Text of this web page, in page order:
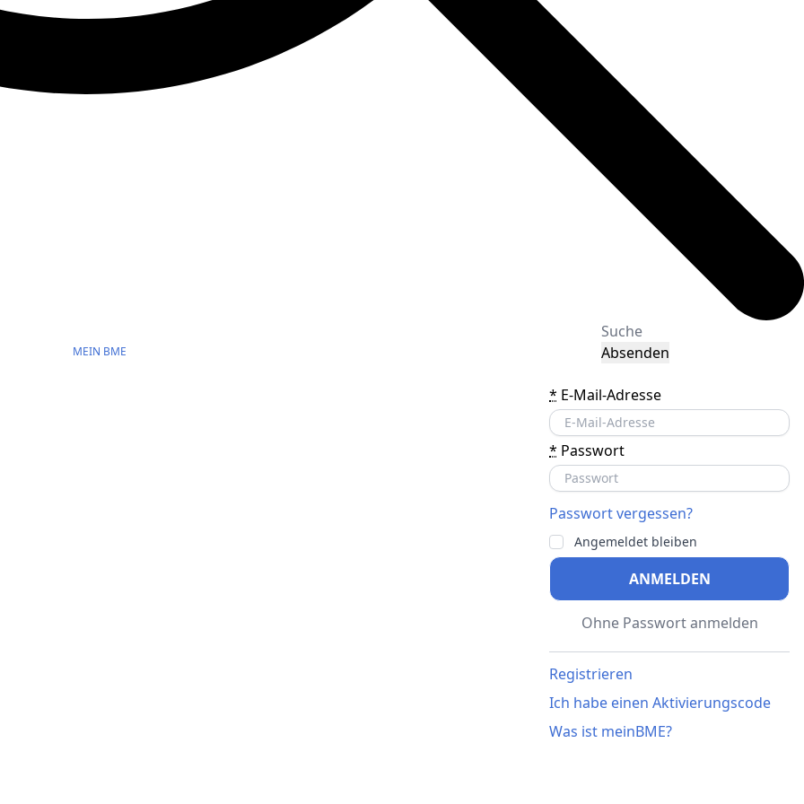
Absenden
MEIN BME
* E-Mail-Adresse
* Passwort
Passwort vergessen?
Angemeldet bleiben
ANMELDEN
Ohne Passwort anmelden
Registrieren
Ich habe einen Aktivierungscode
Was ist meinBME?